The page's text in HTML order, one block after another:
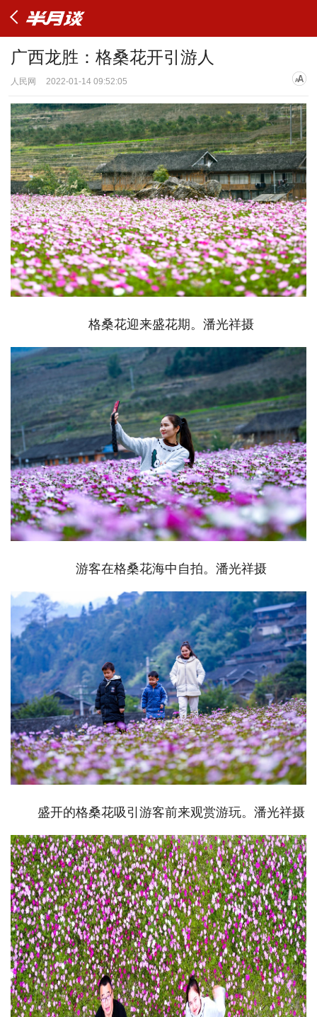
广西龙胜：格桑花开引游人
人民网 2022-01-14 09:52:05
格桑花迎来盛花期。潘光祥摄
游客在格桑花海中自拍。潘光祥摄
盛开的格桑花吸引游客前来观赏游玩。潘光祥摄